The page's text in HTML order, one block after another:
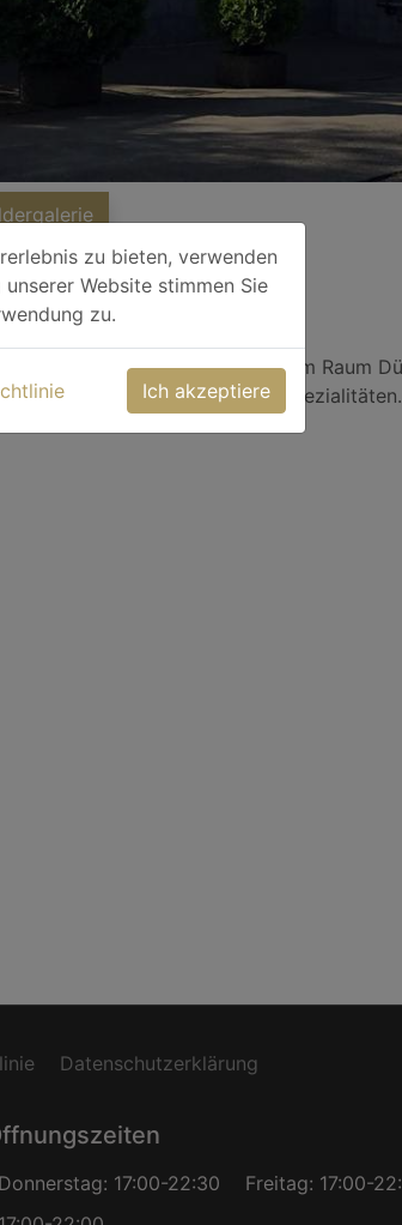
gerade für Messebesucher im Raum
und griechische
Datenschutzerklärung
Donnerstag: 17:00-22:30 Freitag: 17:00-
zu bieten, verwenden
Website stimmen Sie
zu.
Ich akzeptiere